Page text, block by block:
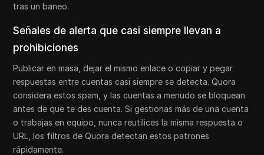
tras un baneo.
Señales de alerta que casi siempre llevan a
prohibiciones
Publicar en masa, dejar el mismo enlace o copiar y pegar
respuestas entre cuentas casi siempre se detecta. Quora
considera estos spam, y las cuentas a menudo se bloquean
antes de que te des cuenta. Si gestionas más de una cuenta
o trabajas en equipo, nunca reutilices la misma respuesta o
URL, los filtros de Quora detectan estos patrones
rápidamente.